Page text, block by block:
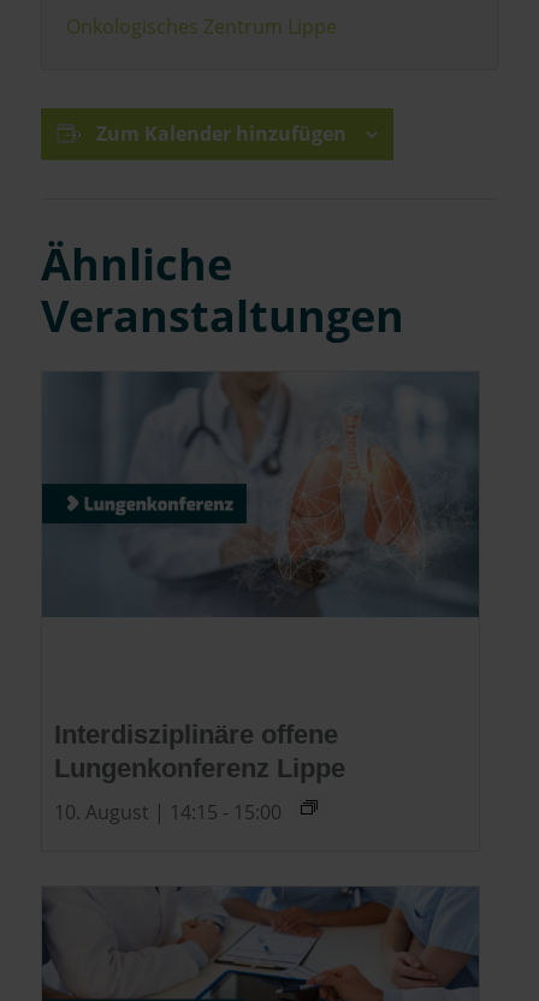
Onkologisches Zentrum Lippe
Zum Kalender hinzufügen
Ähnliche
Veranstaltungen
Interdisziplinäre offene
Lungenkonferenz Lippe
10. August | 14:15 - 15:00